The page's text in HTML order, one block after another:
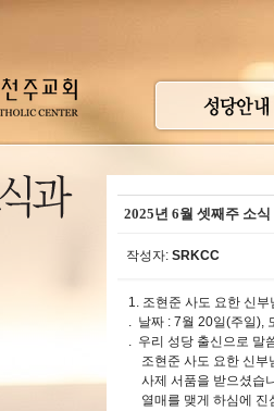
2025년 6월 셋째주 소식
작성자: SRKCC
1. 조현준 사도 요한 신
. 날짜 : 7월 20일(주일),
. 우리 성당 출신으로 말
조현준 사도 요한 신부
사제 서품을 받으셨습
열매를 맺게 하심에 진